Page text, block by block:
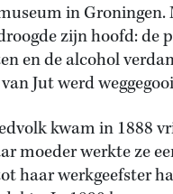
in Groningen.
zijn hoofd: de
en de alcohol
Jut werd
kwam in 1888
moeder werkte ze
haar werkgeefster